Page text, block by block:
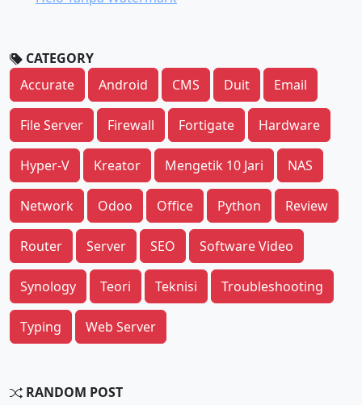
CATEGORY
Accurate
Android CMS Duit Email
File Server Firewall Fortigate Hardware
Hyper-V Kreator Mengetik 10 Jari NAS
Network Odoo Office Python Review
Router Server SEO Software Video
Synology Teori Teknisi Troubleshooting
Typing Web Server
RANDOM POST